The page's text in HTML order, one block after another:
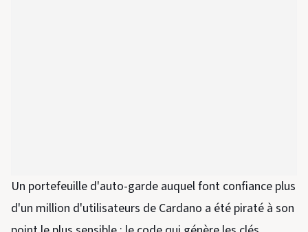
Un portefeuille d'auto-garde auquel font confiance plus
d'un million d'utilisateurs de Cardano a été piraté à son